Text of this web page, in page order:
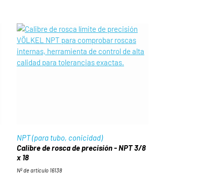
NPT (para tubo, conicidad)
Calibre de rosca de precisión - NPT 3/8
x 18
Nº de artículo 16138